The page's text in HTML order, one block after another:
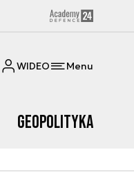
WIDEO Menu
Geopolityka